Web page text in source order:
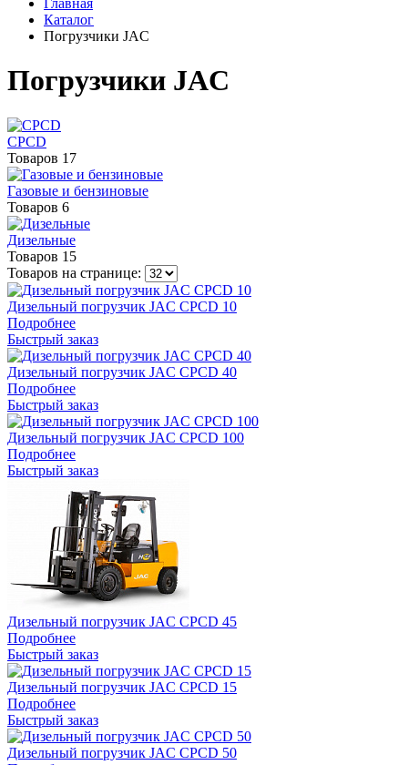
Главная
Каталог
Погрузчики JAC
Погрузчики JAC
CPCD
Товаров 17
Газовые и бензиновые
Товаров 6
Дизельные
Товаров 15
Товаров на странице:
Дизельный погрузчик JAC CPCD 10
Подробнее
Быстрый заказ
Дизельный погрузчик JAC CPCD 40
Подробнее
Быстрый заказ
Дизельный погрузчик JAC CPCD 100
Подробнее
Быстрый заказ
Дизельный погрузчик JAC CPCD 45
Подробнее
Быстрый заказ
Дизельный погрузчик JAC CPCD 15
Подробнее
Быстрый заказ
Дизельный погрузчик JAC CPCD 50